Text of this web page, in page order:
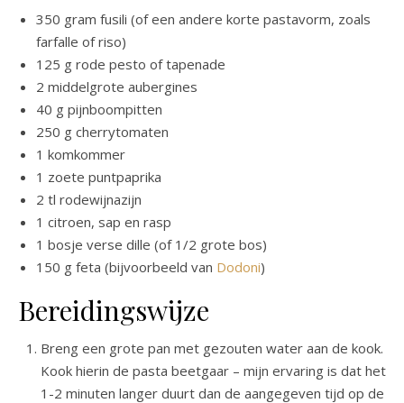
350 gram fusili (of een andere korte pastavorm, zoals
farfalle of riso)
125 g rode pesto of tapenade
2 middelgrote aubergines
40 g pijnboompitten
250 g cherrytomaten
1 komkommer
1 zoete puntpaprika
2 tl rodewijnazijn
1 citroen, sap en rasp
1 bosje verse dille (of 1/2 grote bos)
150 g feta (bijvoorbeeld van Dodoni)
Bereidingswijze
Breng een grote pan met gezouten water aan de kook.
Kook hierin de pasta beetgaar – mijn ervaring is dat het
1-2 minuten langer duurt dan de aangegeven tijd op de